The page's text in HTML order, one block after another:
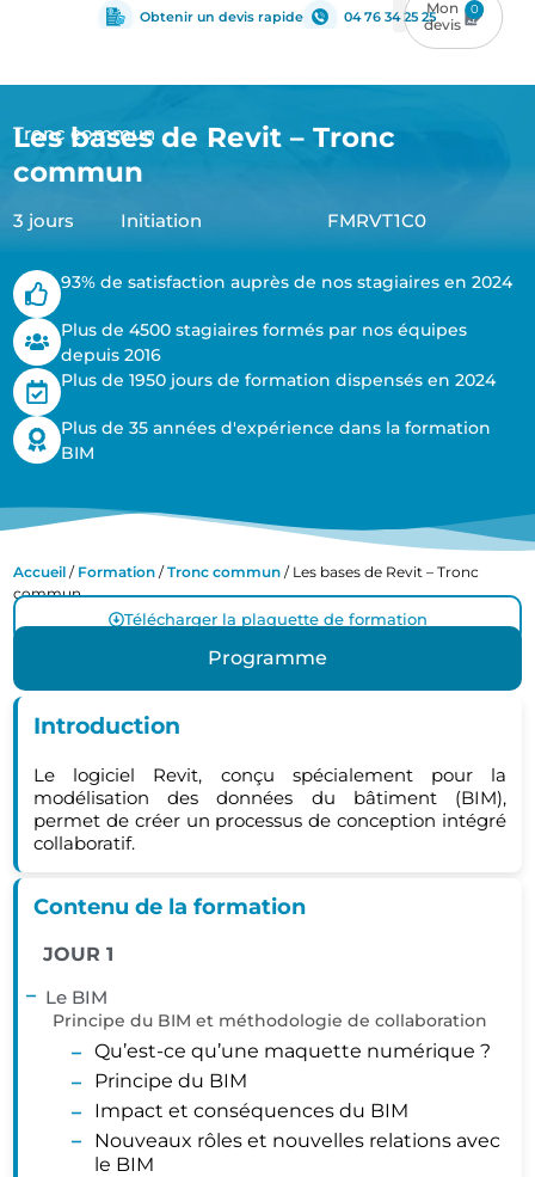
Obtenir un devis rapide 04 76 34 25 25 0
Tronc commun
Les bases de Revit – Tronc
commun
3 jours Initiation FMRVT1C0
93% de satisfaction auprès de nos stagiaires en 2024
Plus de 4500 stagiaires formés par nos équipes
depuis 2016
Plus de 1950 jours de formation dispensés en 2024
Plus de 35 années d'expérience dans la formation
BIM
Accueil / Formation /Tronc commun / Les bases de Revit – Tronc
commun
Télécharger la plaquette de formation
Programme
Introduction
Le logiciel Revit, conçu spécialement pour la
modélisation des données du bâtiment (BIM),
permet de créer un processus de conception intégré
collaboratif.
Contenu de la formation
JOUR 1
Le BIM
Principe du BIM et méthodologie de collaboration
Qu’est-ce qu’une maquette numérique ?
Principe du BIM
Impact et conséquences du BIM
Nouveaux rôles et nouvelles relations avec
le BIM